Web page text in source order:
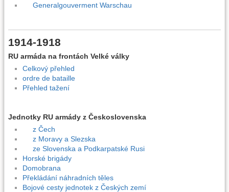
Generalgouverment Warschau
1914-1918
RU armáda na frontách Velké války
Celkový přehled
ordre de bataille
Přehled tažení
Jednotky RU armády z Československa
z Čech
z Moravy a Slezska
ze Slovenska a Podkarpatské Rusi
Horské brigády
Domobrana
Překládání náhradních těles
Bojové cesty jednotek z Českých zemí